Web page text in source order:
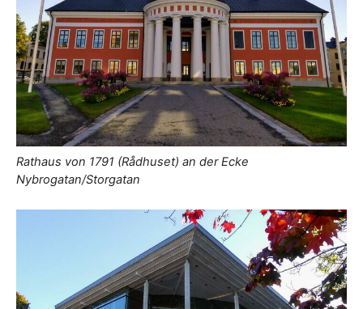
Rathaus von 1791 (Rådhuset) an der Ecke
Nybrogatan/Storgatan